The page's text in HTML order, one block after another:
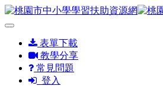
表單下載
教學分享
常見問題
登入